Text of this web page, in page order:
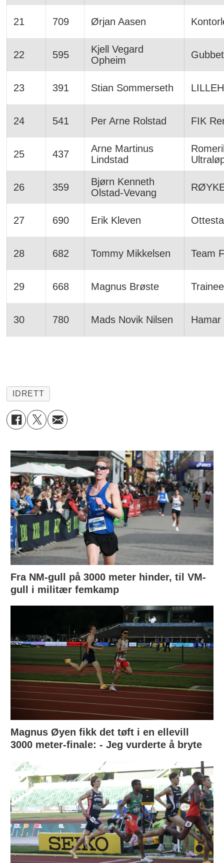
21 709 Ørjan Aasen
22 595
Kjell Vegard
Opheim
23 391 Stian Sommerseth
24 541 Per Arne Rolstad FIK
25 437
Arne Martinus
Lindstad
26 359
Bjørn Kenneth
Olstad-Vevang
27 690 Erik Kleven
28 682 Tommy Mikkelsen Team
29 668 Magnus Brøste
30 780 Mads Novik Nilsen Hamar
IDRETT
Fra NM-gull på 3000 meter hinder, til VM-
gull i militær femkamp
Magnus Øyen fikk det tøft i en ellevill
3000 meter-finale: - Jeg vurderte å bryte